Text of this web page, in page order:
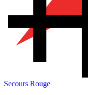
Secours Rouge